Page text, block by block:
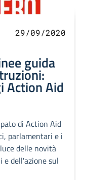
29/09/2020
guida
Action Aid
di Action Aid
parlamentari e i
delle novità
dell'azione sul